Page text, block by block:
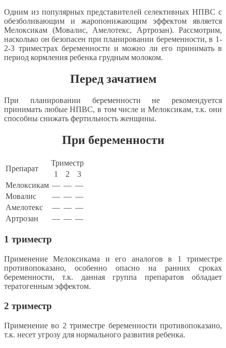
Одним из популярных представителей селективных НПВС с
обезболивающим и жаропонижающим эффектом является
Мелоксикам (Мовалис, Амелотекс, Артрозан). Рассмотрим,
насколько он безопасен при планировании беременности, в 1-
2-3 триместрах беременности и можно ли его принимать в
период кормления ребенка грудным молоком.
Перед зачатием
При планировании беременности не рекомендуется
принимать любые НПВС, в том числе и Мелоксикам, т.к. они
способны снижать фертильность женщины.
При беременности
Препарат
Триместр
1
2
3
Мелоксикам — — —
Мовалис
— — —
Амелотекс
— — —
Артрозан
— — —
1 триместр
Применение Мелоксикама и его аналогов в 1 триместре
противопоказано, особенно опасно на ранних сроках
беременности, т.к. данная группа препаратов обладает
тератогенным эффектом.
2 триместр
Применение во 2 триместре беременности противопоказано,
т.к. несет угрозу для нормального развития ребенка.